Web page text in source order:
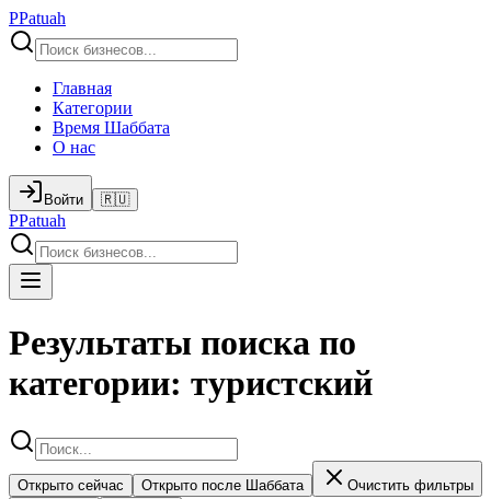
PPatuah
Главная
Категории
Время Шаббата
О нас
Войти 🇷🇺
PPatuah
Результаты поиска по
категории: туристский
Открыто сейчас Открыто после Шаббата Очистить фильтры